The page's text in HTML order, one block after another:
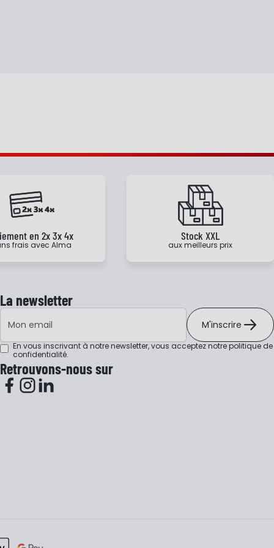
en 2x 3x 4x
frais avec Alma
Stock XXL
aux meilleurs prix
La newsletter
Adresse e-mail
M'inscrire
En vous inscrivant à notre newsletter, vous acceptez notrepolitique de
confidentialité.
Retrouvons-nous sur